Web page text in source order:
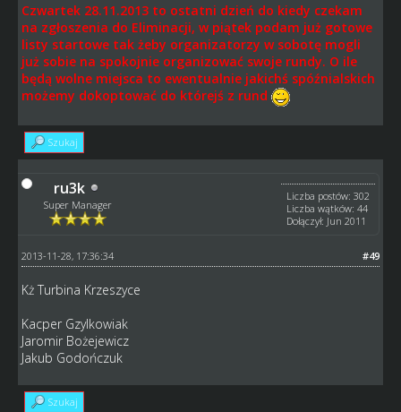
Czwartek 28.11.2013 to ostatni dzień do kiedy czekam
na zgłoszenia do Eliminacji, w piątek podam już gotowe
listy startowe tak żeby organizatorzy w sobotę mogli
już sobie na spokojnie organizować swoje rundy. O ile
będą wolne miejsca to ewentualnie jakichś spóźnialskich
możemy dokoptować do którejś z rund
Szukaj
ru3k
Super Manager
Liczba postów: 302
Liczba wątków: 44
Dołączył: Jun 2011
#49
2013-11-28, 17:36:34
Kż Turbina Krzeszyce
Kacper Gzylkowiak
Jaromir Bożejewicz
Jakub Godończuk
Szukaj